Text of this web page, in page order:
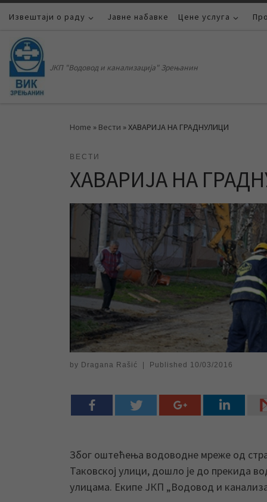
Skip to content
Извештаји о раду Јавне набавке Цене услуга
ЈКП "Водовод и канализација" Зрењанин
Home » Вести »ХАВАРИЈА НА ГРАДНУЛИЦИ
ВЕСТИ
ХАВАРИЈА НА
by Dragana Rašić Published 10/03/2016
Због оштећења водоводне мреже од
Таковској улици, дошло је до прекида
улицама. Екипе ЈКП „Водовод и